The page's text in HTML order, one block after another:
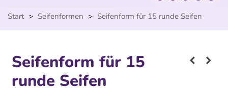
Start > Seifenformen > Seifenform für 15 runde Seifen
Seifenform für 15
runde Seifen